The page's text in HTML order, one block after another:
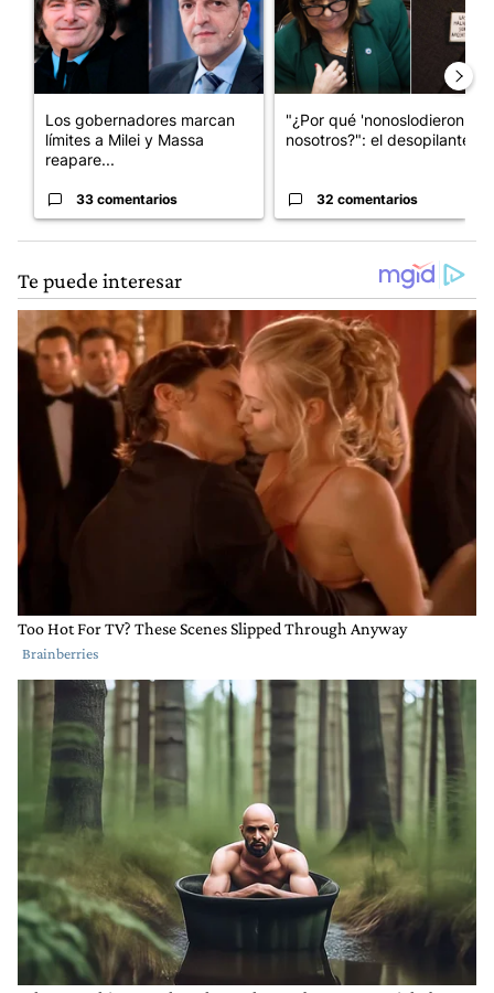
Los gobernadores marcan
límites a Milei y Massa
reapare...
33 comentarios
"¿Por qué 'nonoslodieron' a
nosotros?": el desopilante ...
32 comentarios